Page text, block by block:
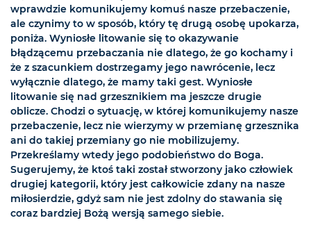
wprawdzie komunikujemy komuś nasze przebaczenie,
ale czynimy to w sposób, który tę drugą osobę upokarza,
poniża. Wyniosłe litowanie się to okazywanie
błądzącemu przebaczania nie dlatego, że go kochamy i
że z szacunkiem dostrzegamy jego nawrócenie, lecz
wyłącznie dlatego, że mamy taki gest. Wyniosłe
litowanie się nad grzesznikiem ma jeszcze drugie
oblicze. Chodzi o sytuację, w której komunikujemy nasze
przebaczenie, lecz nie wierzymy w przemianę grzesznika
ani do takiej przemiany go nie mobilizujemy.
Przekreślamy wtedy jego podobieństwo do Boga.
Sugerujemy, że ktoś taki został stworzony jako człowiek
drugiej kategorii, który jest całkowicie zdany na nasze
miłosierdzie, gdyż sam nie jest zdolny do stawania się
coraz bardziej Bożą wersją samego siebie.